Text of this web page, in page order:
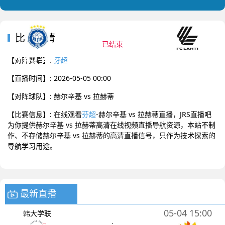
赫尔辛基
已结束
比赛详情
【对阵赛事】: 芬超
【直播时间】: 2026-05-05 00:00
【对阵球队】: 赫尔辛基 vs 拉赫蒂
【比赛信息】: 在线观看芬超-赫尔辛基 vs 拉赫蒂直播，JRS直播吧
为你提供赫尔辛基 vs 拉赫蒂高清在线视频直播导航资源，本站不制
作、不存储赫尔辛基 vs 拉赫蒂的高清直播信号，只作为技术探索的
导航学习用途。
最新直播
韩大学联 05-04 15:00